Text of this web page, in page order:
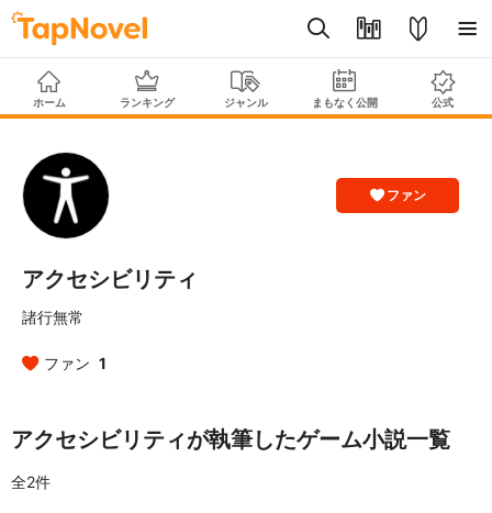
ホーム ランキング ジャンル まもなく公開 公式
ファン
アクセシビリティ
諸行無常
ファン 1
アクセシビリティが執筆したゲーム小説一覧
全2件